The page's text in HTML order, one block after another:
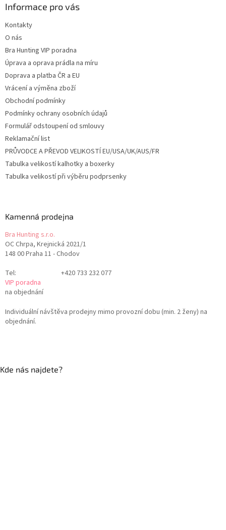
Informace pro vás
Kontakty
O nás
Bra Hunting VIP poradna
Úprava a oprava prádla na míru
Doprava a platba ČR a EU
Vrácení a výměna zboží
Obchodní podmínky
Podmínky ochrany osobních údajů
Formulář odstoupení od smlouvy
Reklamační list
PRŮVODCE A PŘEVOD VELIKOSTÍ EU/USA/UK/AUS/FR
Tabulka velikostí kalhotky a boxerky
Tabulka velikostí při výběru podprsenky
Kamenná prodejna
Bra Hunting s.r.o.
OC Chrpa, Krejnická 2021/1
148 00 Praha 11 - Chodov
Tel:
+420 733 232 077
VIP poradna
na objednání
Individuální návštěva prodejny mimo provozní dobu (min. 2 ženy) na
objednání.
Kde nás najdete?